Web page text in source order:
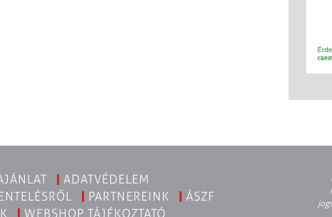
ADATVÉDELEM
PARTNEREINK
ÁSZF
WEBSHOP TÁJÉKOZTATÓ